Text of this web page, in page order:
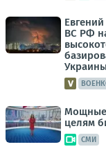
ВС РФ
Украины
Мощные
целям
СМИ